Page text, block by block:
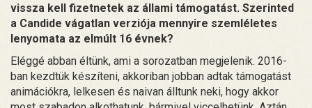
vissza kell fizetnetek az állami támogatást. Szerinted
a Candide vágatlan verziója mennyire szemléletes
lenyomata az elmúlt 16 évnek?
Eléggé abban éltünk, ami a sorozatban megjelenik. 2016-
ban kezdtük készíteni, akkoriban jobban adtak támogatást
animációkra, lelkesen és naivan álltunk neki, hogy akkor